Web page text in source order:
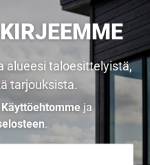
alueesi taloesittelyistä,
tarjouksista.
Käyttöehtommeja
.
ON